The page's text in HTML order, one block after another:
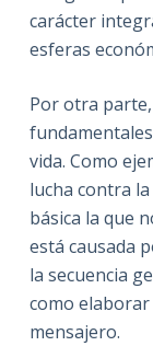
carácter
esferas
Por otra parte,
vida. Como
lucha contra la
básica la que
está causada
la secuencia
como elaborar
mensajero.